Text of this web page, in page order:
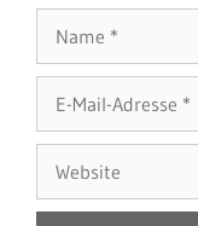
Mail-
Adresse